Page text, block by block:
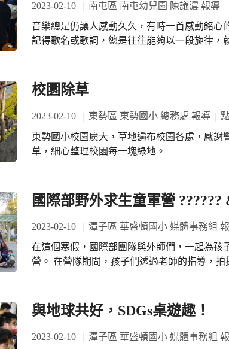
2023-02-10 南屯區 南屯幼兒園 陳議濃 報導
音樂總是仍讓人感動久久，有時一首感動銘心
記得歌名或歌詞，總是往往能夠以一段旋律，
孩子，學校的意義更是不亞於家的重要性，是
兩項特點，南屯市立幼兒園將創作一首專屬自
藉由唱園歌來展現快樂的生活與感覺。 為了讓園歌能夠更彰顯幼兒園特色，歌詞採
用台語作詞，讓感覺更有南屯味。另外為了讓
定以節奏強的童謠為唱風。有了這兩個核心的
概念轉化成真實的園歌。很幸運地在巧妙的機
體公司音樂總監、知名音樂公司御用詞曲創作
的風格讓大家參考與感受。幼兒園老師們也一
成名詞、形容或句子，讓楊子樸老師能夠去凝
一個很棒的起頭，藉由大家不斷提供點子、經
一新且朗朗上口的園歌，帶給南屯幼兒園感動
孩子也能就讀這裡，所以也會以一個這樣的心
校園除草
2023-02-10 東勢區 東勢國小 總務處 報導
東勢國小校園廣大，草地遍布校園各處，感謝
草，細心整理校園每一塊綠地。
國際部野外求生童軍營 ??????
2023-02-10 潭子區 華盛頓國小 媒體事務組
在這個寒假，國際部團隊與外師們，一起為孩
營。 在營隊期間，孩子們透過老師的指導，拍攝了我們在校園從未注意到的植物，
的水嗎？不用擔心!我們利用了在樹林中非常
濾水器。我們也烹飪了美味佳餚，並練習了在受傷時
個冬令營的課程中，不僅建立了他們的自信心
與地球共好，SDGs桌遊趣！
2023-02-10 潭子區 華盛頓國小 媒體事務組